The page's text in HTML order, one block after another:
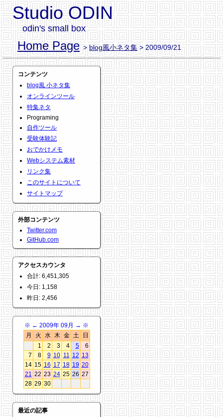
Studio ODIN
odin's small box
Home Page >blog風小ネタ集> 2009/09/21
コンテンツ
blog風 小ネタ集
オンラインツール
特集ネタ
Programing
自作ツール
受験体験記
おでかけメモ
Webシステム素材
リンク集
このサイトについて
サイトマップ
外部コンテンツ
Twitter.com
GitHub.com
アクセスカウンタ
合計: 6,451,305
今日: 1,158
昨日: 2,456
※ ← 2009年 09月 → ※
月
火 水 木 金 土
日
1
2 3 4 5
6
7
8 9 10 11 12 13
14 15 16 17 18 19 20
21 22 23 24 25 26 27
28 29 30
最近の記事